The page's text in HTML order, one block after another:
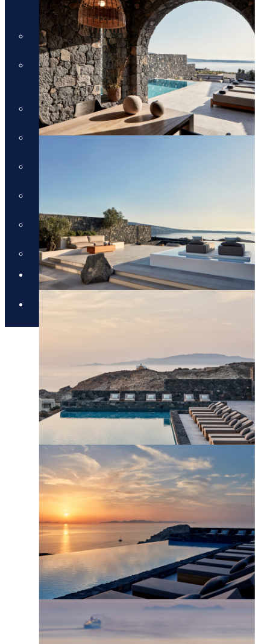
חיים קוזניץ
טיול מאורגן לדולומיטים
טיול טברנות באתונה עם אמנון
גופר
טירות ויין בגאורגיה
מונטנגרו - תרבות, טבע ויין
טיול מאורגן לפלופונז
הטיול המקיף לסיציליה
בלוג